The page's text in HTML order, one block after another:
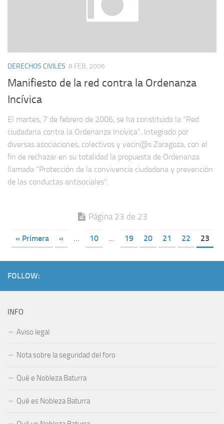
DERECHOS CIVILES 8 FEB, 2006
Manifiesto de la red contra la Ordenanza
Incívica
El martes, 7 de febrero de 2006, se ha constituido la “Red
ciudadana contra la Ordenanza Incívica”. Integrado por
diversas asociaciones, colectivos y vecin@s Zaragoza, con el
fin de rechazar en su totalidad la propuesta de Ordenanza
llamada “Protección de la convivencia ciudadana y prevención
de las conductas antisociales”.
Página 23 de 23
« Primera « ... 10 ... 19 20 21 22 23
FOLLOW:
INFO
Aviso legal
Nota sobre la seguridad del foro
Qué e Nobleza Baturra
Qué es Nobleza Baturra